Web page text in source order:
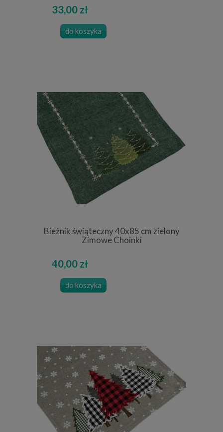
33,00 zł
do koszyka
Bieżnik świąteczny 40x85 cm zielony
Zimowe Choinki
40,00 zł
do koszyka